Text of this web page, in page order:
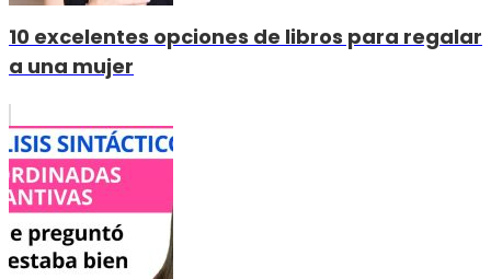
10 excelentes opciones de libros para regalar
a una mujer